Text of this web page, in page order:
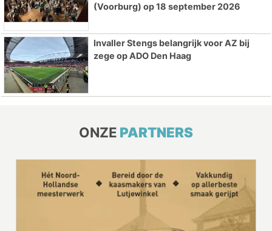
(Voorburg) op 18 september 2026
Invaller Stengs belangrijk voor AZ bij
zege op ADO Den Haag
ONZE PARTNERS